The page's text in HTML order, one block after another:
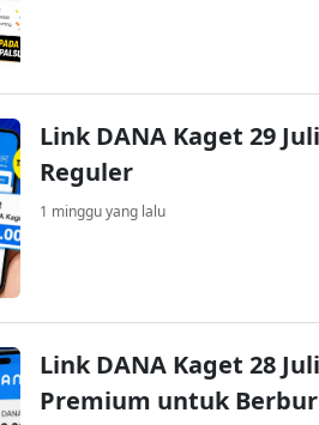
Link DANA Kaget 29
Reguler
1 minggu yang lalu
Link DANA Kaget 28
Premium untuk